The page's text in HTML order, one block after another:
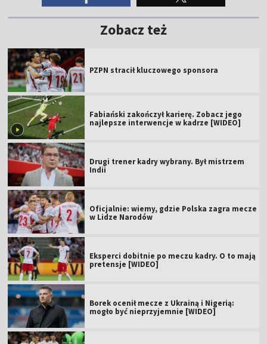
Zobacz też
PZPN stracił kluczowego sponsora
Fabiański zakończył karierę. Zobacz jego
najlepsze interwencje w kadrze [WIDEO]
Drugi trener kadry wybrany. Był mistrzem
Indii
Oficjalnie: wiemy, gdzie Polska zagra mecze
w Lidze Narodów
Eksperci dobitnie po meczu kadry. O to mają
pretensje [WIDEO]
Borek ocenił mecze z Ukrainą i Nigerią:
mogło być nieprzyjemnie [WIDEO]